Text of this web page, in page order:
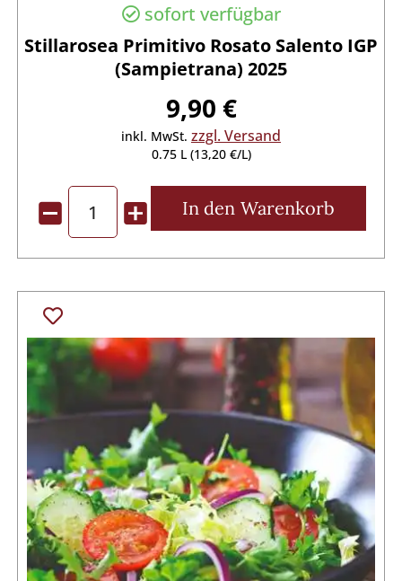
sofort verfügbar
Stillarosea Primitivo Rosato Salento IGP
(Sampietrana) 2025
9,90 €
inkl. MwSt. zzgl. Versand
0.75 L (13,20 €/L)
In den Warenkorb